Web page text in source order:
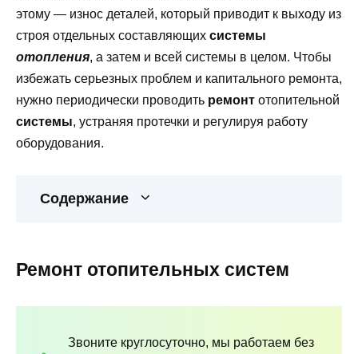
этому — износ деталей, который приводит к выходу из
строя отдельных составляющих системы
отопления, а затем и всей системы в целом. Чтобы
избежать серьезных проблем и капитального ремонта,
нужно периодически проводить ремонт отопительной
системы, устраняя протечки и регулируя работу
оборудования.
Содержание
Ремонт отопительных систем
Звоните круглосуточно, мы работаем без